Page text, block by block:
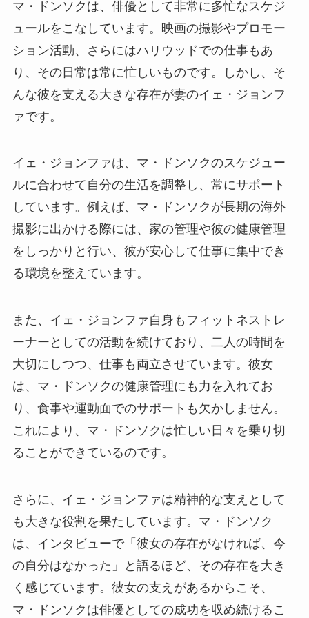
マ・ドンソクは、俳優として非常に多忙なスケジ
ュールをこなしています。映画の撮影やプロモー
ション活動、さらにはハリウッドでの仕事もあ
り、その日常は常に忙しいものです。しかし、そ
んな彼を支える大きな存在が妻のイェ・ジョンフ
ァです。
イェ・ジョンファは、マ・ドンソクのスケジュー
ルに合わせて自分の生活を調整し、常にサポート
しています。例えば、マ・ドンソクが長期の海外
撮影に出かける際には、家の管理や彼の健康管理
をしっかりと行い、彼が安心して仕事に集中でき
る環境を整えています。
また、イェ・ジョンファ自身もフィットネストレ
ーナーとしての活動を続けており、二人の時間を
大切にしつつ、仕事も両立させています。彼女
は、マ・ドンソクの健康管理にも力を入れてお
り、食事や運動面でのサポートも欠かしません。
これにより、マ・ドンソクは忙しい日々を乗り切
ることができているのです。
さらに、イェ・ジョンファは精神的な支えとして
も大きな役割を果たしています。マ・ドンソク
は、インタビューで「彼女の存在がなければ、今
の自分はなかった」と語るほど、その存在を大き
く感じています。彼女の支えがあるからこそ、
マ・ドンソクは俳優としての成功を収め続けるこ